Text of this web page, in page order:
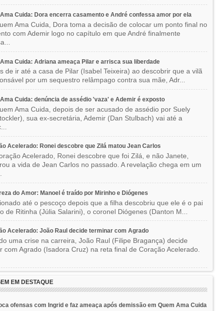
Cuida: Dora encerra casamento e André confessa amor por ela
Ama Cuida, Dora toma a decisão de colocar um ponto final no
com Ademir logo no capítulo em que André finalmente
Cuida: Adriana ameaça Pilar e arrisca sua liberdade
de ir até a casa de Pilar (Isabel Teixeira) ao descobrir que a vilã
por um sequestro relâmpago contra sua mãe, Adr...
Cuida: denúncia de assédio 'vaza' e Ademir é exposto
Ama Cuida, depois de ser acusado de assédio por Suely
sua ex-secretária, Ademir (Dan Stulbach) vai até a
Acelerado: Ronei descobre que Zilá matou Jean Carlos
Acelerado, Ronei descobre que foi Zilá, e não Janete,
a vida de Jean Carlos no passado. A revelação chega em um
do Amor: Manoel é traído por Mirinho e Diógenes
até o pescoço depois que a filha descobriu que ele é o pai
de Ritinha (Júlia Salarini), o coronel Diógenes (Danton M...
Acelerado: João Raul decide terminar com Agrado
uma crise na carreira, João Raul (Filipe Bragança) decide
com Agrado (Isadora Cruz) na reta final de Coração Acelerado.
EM DESTAQUE
ofensas com Ingrid e faz ameaça após demissão em Quem Ama Cuida